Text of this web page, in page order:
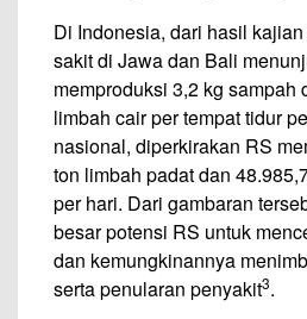
Di Indonesia, dari hasil
sakit di Jawa dan Bali
memproduksi 3,2 kg sampah
limbah cair per tempat tidur
nasional, diperkirakan RS
ton limbah padat dan
per hari. Dari gambaran
besar potensi RS untuk
dan kemungkinannya
serta penularan penyakit3.